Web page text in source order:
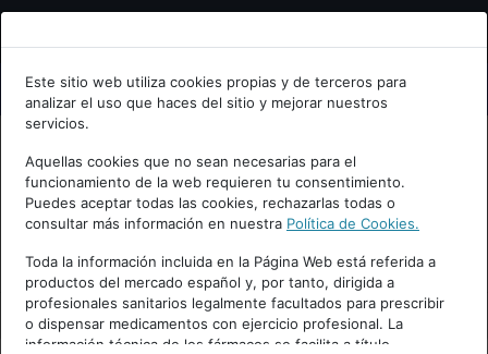
Bienvenid@ a psiquiatria.com
Escribe tu Email
Accede o regístrate con tu email.
Cancelar
Este sitio web utiliza cookies propias y de terceros para
analizar el uso que haces del sitio y mejorar nuestros
servicios.
Aquellas cookies que no sean necesarias para el
funcionamiento de la web requieren tu consentimiento.
Puedes aceptar todas las cookies, rechazarlas todas o
consultar más información en nuestra Política de Cookies.
Toda la información incluida en la Página Web está referida a
productos del mercado español y, por tanto, dirigida a
profesionales sanitarios legalmente facultados para prescribir
o dispensar medicamentos con ejercicio profesional. La
información técnica de los fármacos se facilita a título